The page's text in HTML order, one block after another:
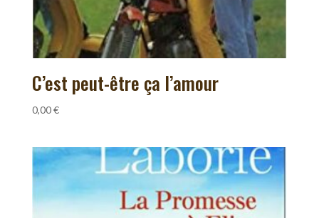
C’est peut-être ça l’amour
0,00€